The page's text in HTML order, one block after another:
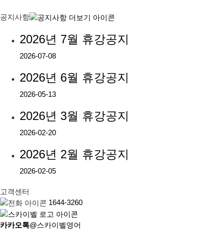
공지사항
2026년 7월 휴강공지
2026-07-08
2026년 6월 휴강공지
2026-05-13
2026년 3월 휴강공지
2026-02-20
2026년 2월 휴강공지
2026-02-05
고객센터
1644-3260
카카오톡@스카이벨영어